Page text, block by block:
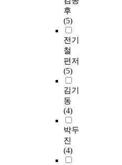
후
(5)
전기
철
편저
(5)
김기
동
(4)
박두
진
(4)